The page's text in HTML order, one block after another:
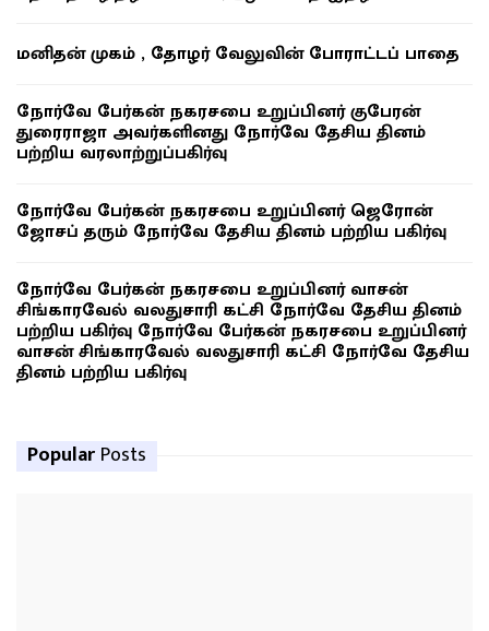
மனிதன் முகம் , தோழர் வேலுவின் போராட்டப் பாதை
நோர்வே பேர்கன் நகரசபை உறுப்பினர் குபேரன்
துரைராஜா அவர்களினது நோர்வே தேசிய தினம்
பற்றிய வரலாற்றுப்பகிர்வு
நோர்வே பேர்கன் நகரசபை உறுப்பினர் ஜெரோன்
ஜோசப் தரும் நோர்வே தேசிய தினம் பற்றிய பகிர்வு
நோர்வே பேர்கன் நகரசபை உறுப்பினர் வாசன்
சிங்காரவேல் வலதுசாரி கட்சி நோர்வே தேசிய தினம்
பற்றிய பகிர்வு நோர்வே பேர்கன் நகரசபை உறுப்பினர்
வாசன் சிங்காரவேல் வலதுசாரி கட்சி நோர்வே தேசிய
தினம் பற்றிய பகிர்வு
Popular Posts